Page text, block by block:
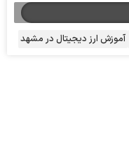
آموزش ارز دیجیتال در مشهد